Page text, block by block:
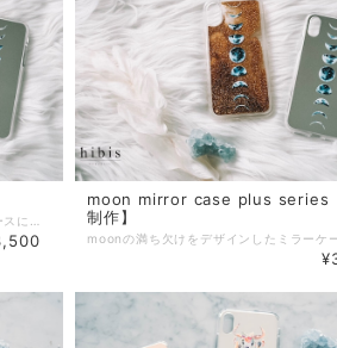
moon mirror case plus series
制作】